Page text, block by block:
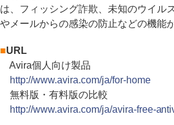
は、フィッシング詐欺、未知のウイル
やメールからの感染の防止などの機能
■URL
Avira個人向け製品
http://www.avira.com/ja/for-home
無料版・有料版の比較
http://www.avira.com/ja/avira-free-